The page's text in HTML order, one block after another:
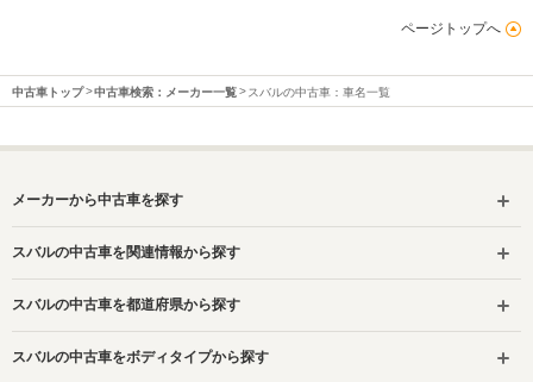
ページトップへ
中古車トップ 中古車検索：メーカー一覧 スバルの中古車：車名一覧
メーカーから中古車を探す
スバルの中古車を関連情報から探す
スバルの中古車を都道府県から探す
スバルの中古車をボディタイプから探す